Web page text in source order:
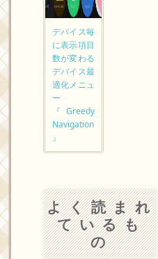
デバイス毎
に表示項目
数が変わる
デバイス最
適化メニュ
ー
『Greedy
Navigation
』
よく読まれ
ているも
の